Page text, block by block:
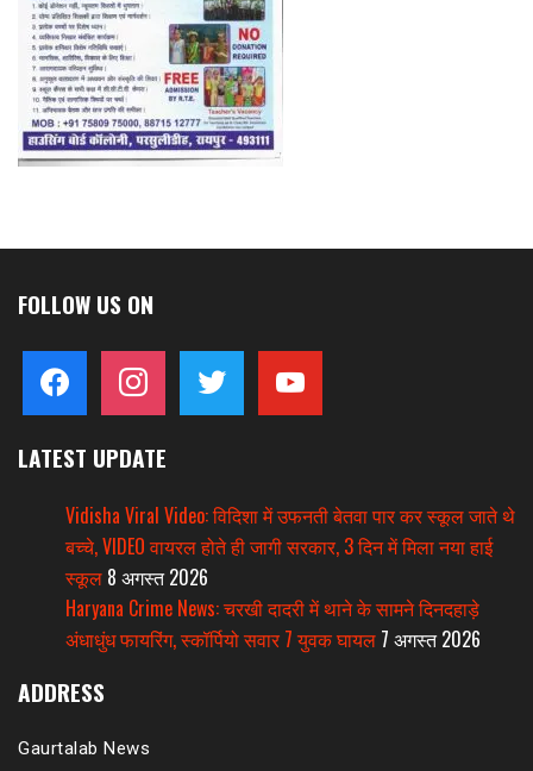
FOLLOW US ON
facebook instagram twitter youtube
LATEST UPDATE
Vidisha Viral Video: विदिशा में उफनती बेतवा पार कर स्कूल जाते थे
बच्चे, VIDEO वायरल होते ही जागी सरकार, 3 दिन में मिला नया हाई
स्कूल 8 अगस्त 2026
Haryana Crime News: चरखी दादरी में थाने के सामने दिनदहाड़े
अंधाधुंध फायरिंग, स्कॉर्पियो सवार 7 युवक घायल 7 अगस्त 2026
ADDRESS
Gaurtalab News